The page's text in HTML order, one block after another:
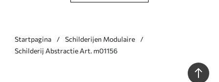
Startpagina
Schilderijen Modulaire
Schilderij Abstractie Art. m01156